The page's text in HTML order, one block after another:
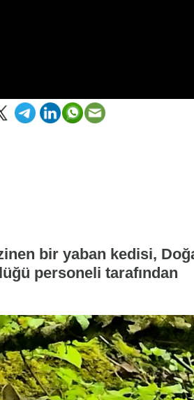
bir yaban kedisi,
personeli tarafından